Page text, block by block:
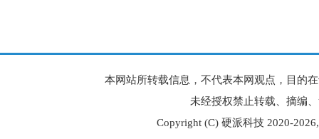
本网站所转载信息，不代表本网观点，目的
未经授权禁止转载、摘编
Copyright (C) 硬派科技 2020-